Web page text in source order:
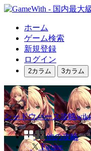
ホーム
ゲーム検索
新規登録
ログイン
2カラム 3カラム
シャドウバース攻略wiki
他の攻略
Twitter